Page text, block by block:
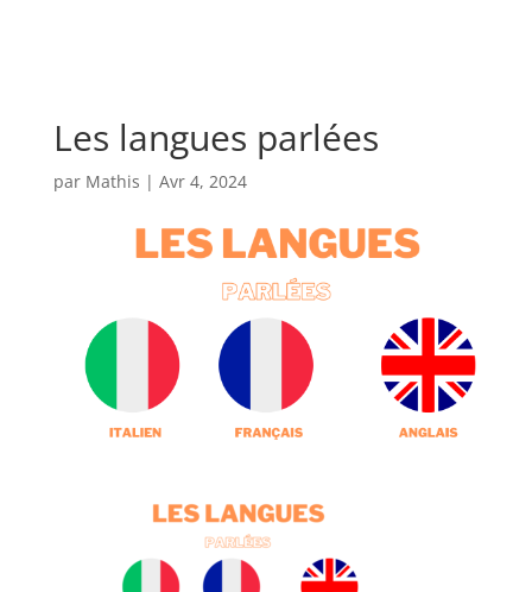
Les langues parlées
par Mathis | Avr 4, 2024